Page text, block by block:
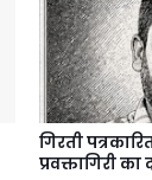
गिरती
प्रवक्तागिरी का